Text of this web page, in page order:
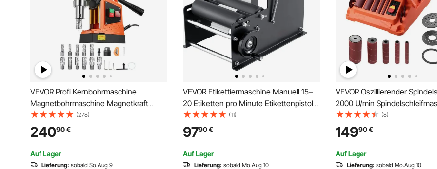
VEVOR Profi Kernbohrmaschine
Magnetbohrmaschine Magnetkraft
12500 N, 850 U/min 1450 W
Magnetbohrmaschine 40 mm Max.
Bohrdurchmesser,
Magnetkernbohrsystem für Schiffsbau,
Brückenbau usw. Orange
(278)
24090€
Auf Lager
Lieferung: sobald So.Aug 9
VEVOR Etikettiermaschine Manuell 15–
20 Etiketten pro Minute Etikettenpistole
Etikettenbreiten von 10–130 mm,
Etikettenlängen von 10–300 mm
Preisschilder Etikettiermaschine
Flaschenetikettierer
(11)
9790€
Auf Lager
Lieferung: sobald Mo.Aug 10
VEVOR Oszillierender
2000 U/min
16 mm Hub, 5 Hülsen
610x98 mm Schleifband für
Holzbearbeitung,
Heimwerkerprojekte
(8)
14990€
Auf Lager
Lieferung: sobald Mo.Aug 10